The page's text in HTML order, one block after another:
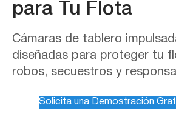
para Tu Flota
Cámaras de tablero
diseñadas para proteger tu
robos, secuestros y
Solicita una Demostración